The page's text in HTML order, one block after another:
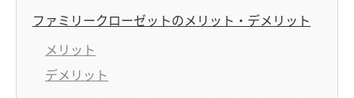
ファミリークローゼットのメリット・デメリット
メリット
デメリット